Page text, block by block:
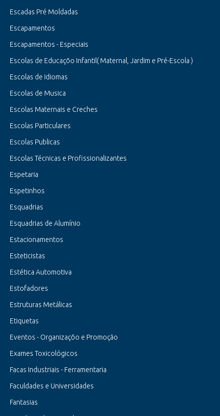
Escadas Pré Moldadas
Escapamentos
Escapamentos - Especiais
Escolas de Educaçõo Infantil( Maternal, Jardim e Pré-Escola )
Escolas de Idiomas
Escolas de Musica
Escolas Maternais e Creches
Escolas Particulares
Escolas Publicas
Escolas Técnicas e Profissionalizantes
Espetaria
Espetinhos
Esquadrias
Esquadrias de Alumínio
Estacionamentos
Esteticistas
Estética Automotiva
Estofadores
Estruturas Metálicas
Etiquetas
Eventos - Organizaçõo e Promoção
Exames Toxicológicos
Facas Industriais - Ferramentaria
Faculdades e Universidades
Fantasias